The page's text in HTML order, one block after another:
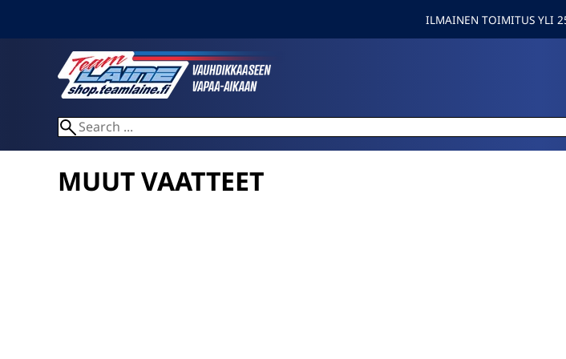
ILMAINEN TOIMITUS YLI
MUUT VAATTEET